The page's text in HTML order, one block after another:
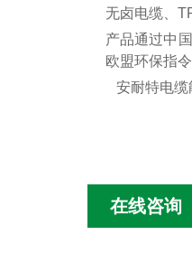
无卤电缆、
产品通过中
欧盟环保指
安耐特电缆
在线咨询